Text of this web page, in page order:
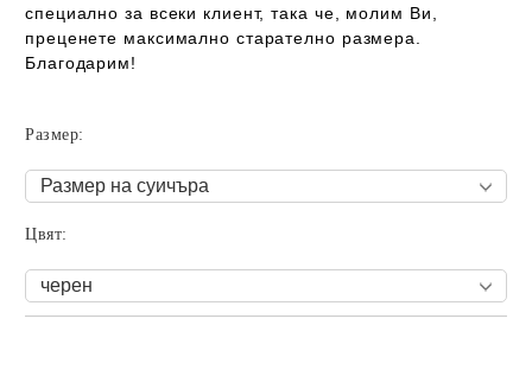
специално за всеки клиент, така че, молим Ви,
преценете максимално старателно размера.
Благодарим!
Размер:
Цвят: